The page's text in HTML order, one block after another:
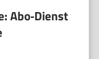
Abo‑Dienst